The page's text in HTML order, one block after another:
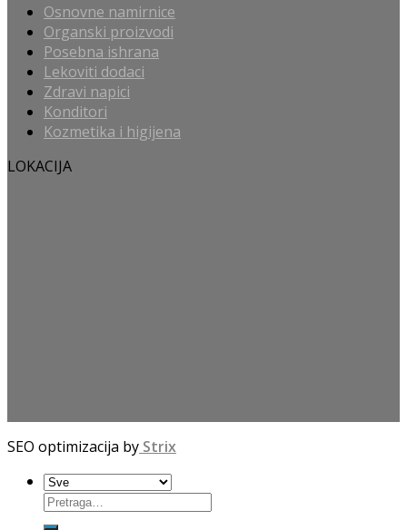
Osnovne namirnice
Organski proizvodi
Posebna ishrana
Lekoviti dodaci
Zdravi napici
Konditori
Kozmetika i higijena
LOKACIJA
SEO optimizacija by Strix